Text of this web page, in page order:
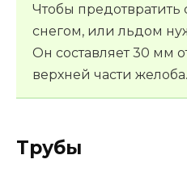
Чтобы
снегом, или льдом
Он составляет 30 мм
верхней части желоба.
Трубы